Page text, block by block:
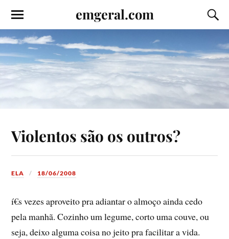
emgeral.com
Violentos são os outros?
ELA 18/06/2008
í€s vezes aproveito pra adiantar o almoço ainda cedo
pela manhã. Cozinho um legume, corto uma couve, ou
seja, deixo alguma coisa no jeito pra facilitar a vida.